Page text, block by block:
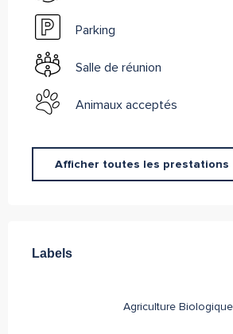
Parking
Salle de réunion
Animaux acceptés
Afficher toutes les prestations
Offres de
Labels
Labels
Agriculture Biologique